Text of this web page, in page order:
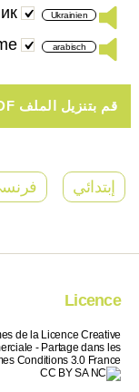
Ukrainien
arabisch
إبتدائي
Licence
de la Licence Creative
- Partage dans les
Conditions 3.0 France.